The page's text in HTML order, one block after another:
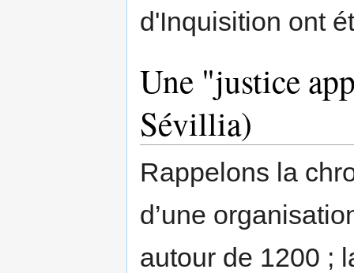
d'Inquisition ont
Une "justice
Sévillia)
Rappelons la
d’une
autour de 1200 ;